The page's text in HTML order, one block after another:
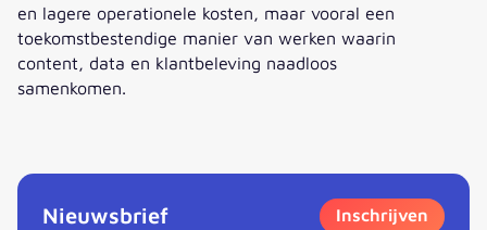
en lagere operationele kosten, maar vooral een
toekomstbestendige manier van werken waarin
content, data en klantbeleving naadloos
samenkomen.
Nieuwsbrief Inschrijven